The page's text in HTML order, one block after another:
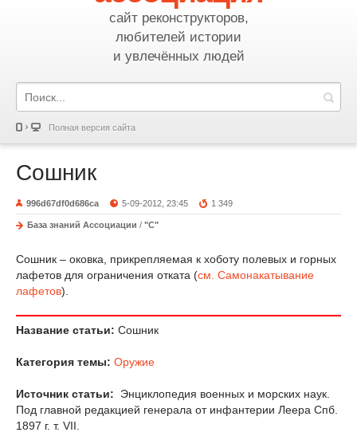
сайт реконструкторов,
любителей истории
и увлечённых людей
Полная версия сайта
Сошник
996d67df0d686ca 5-09-2012, 23:45 1 349
База знаний Ассоциации / "С"
Сошник – оковка, прикрепляемая к хоботу полевых и горных
лафетов для ограничения отката (см. Самонакатывание
лафетов).
Название статьи: Сошник
Категория темы: Оружие
Источник статьи:
Энциклопедия военных и морских наук.
Под главной редакцией генерала от инфантерии Леера Спб.
1897 г. т. VII.